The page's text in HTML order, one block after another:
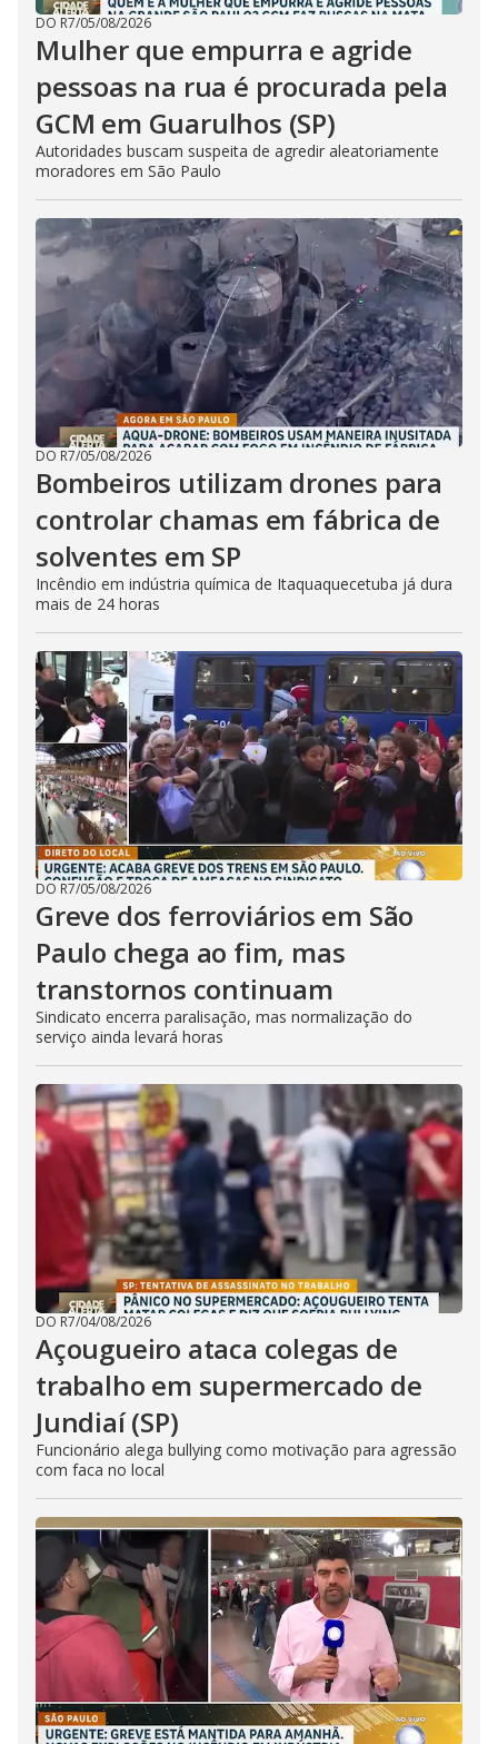
DO R7/05/08/2026
Mulher que empurra e agride
pessoas na rua é procurada pela
GCM em Guarulhos (SP)
Autoridades buscam suspeita de agredir aleatoriamente
moradores em São Paulo
DO R7/05/08/2026
Bombeiros utilizam drones para
controlar chamas em fábrica de
solventes em SP
Incêndio em indústria química de Itaquaquecetuba já dura
mais de 24 horas
DO R7/05/08/2026
Greve dos ferroviários em São
Paulo chega ao fim, mas
transtornos continuam
Sindicato encerra paralisação, mas normalização do
serviço ainda levará horas
DO R7/04/08/2026
Açougueiro ataca colegas de
trabalho em supermercado de
Jundiaí (SP)
Funcionário alega bullying como motivação para agressão
com faca no local